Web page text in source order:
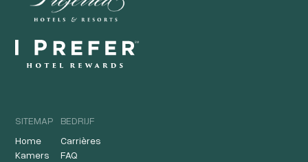
SITEMAP
Home
Kamers
BEDRIJF
Carrières
FAQ